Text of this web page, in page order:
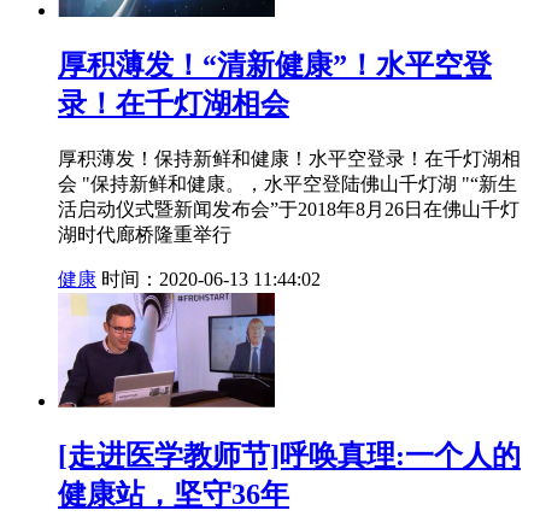
厚积薄发！“清新健康”！水平空登
录！在千灯湖相会
厚积薄发！保持新鲜和健康！水平空登录！在千灯湖相
会 "保持新鲜和健康。，水平空登陆佛山千灯湖 "“新生
活启动仪式暨新闻发布会”于2018年8月26日在佛山千灯
湖时代廊桥隆重举行
健康 时间：2020-06-13 11:44:02
[走进医学教师节]呼唤真理:一个人的
健康站，坚守36年